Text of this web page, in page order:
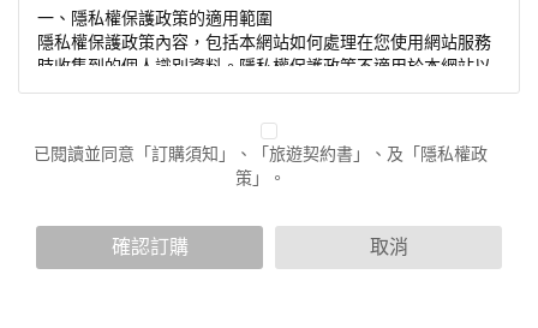
一、隱私權保護政策的適用範圍
隱私權保護政策內容，包括本網站如何處理在您使用網站服務
時收集到的個人識別資料。隱私權保護政策不適用於本網站以
外的相關連結網站，也不適用於非本網站所委託或參與管理的
二、個人資料的蒐集、處理及利用方式
當您造訪本網站或使用本網站所提供之功能服務時，我們將視
範圍內處理及利用您的個人資料；非經您書面同意，本網站不
會將個人資料用於其他用途。
已閱讀並同意「訂購須知」、「旅遊契約書」、及「隱私權政
策」。
確認訂購 取消